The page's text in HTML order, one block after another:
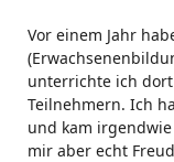
Vor einem Jahr
unterrichte ich
Teilnehmern. Ich
und kam
mir aber echt